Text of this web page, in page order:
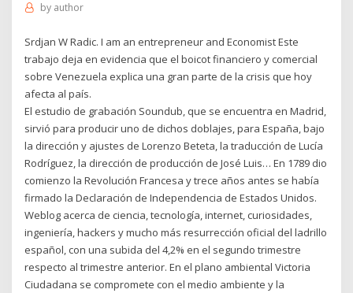
by author
Srdjan W Radic. I am an entrepreneur and Economist Este
trabajo deja en evidencia que el boicot financiero y comercial
sobre Venezuela explica una gran parte de la crisis que hoy
afecta al país.
El estudio de grabación Soundub, que se encuentra en Madrid,
sirvió para producir uno de dichos doblajes, para España, bajo
la dirección y ajustes de Lorenzo Beteta, la traducción de Lucía
Rodríguez, la dirección de producción de José Luis… En 1789 dio
comienzo la Revolución Francesa y trece años antes se había
firmado la Declaración de Independencia de Estados Unidos.
Weblog acerca de ciencia, tecnología, internet, curiosidades,
ingeniería, hackers y mucho más resurrección oficial del ladrillo
español, con una subida del 4,2% en el segundo trimestre
respecto al trimestre anterior. En el plano ambiental Victoria
Ciudadana se compromete con el medio ambiente y la